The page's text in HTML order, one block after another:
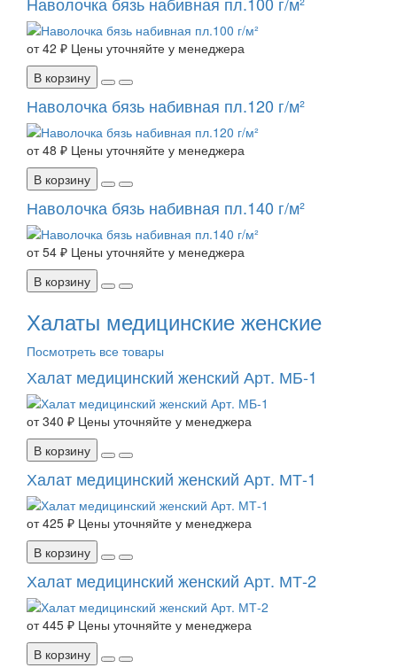
от 42 ₽ Цены уточняйте у менеджера
В корзину
Наволочка бязь набивная пл.120 г/м²
от 48 ₽ Цены уточняйте у менеджера
В корзину
Наволочка бязь набивная пл.140 г/м²
от 54 ₽ Цены уточняйте у менеджера
В корзину
Халаты медицинские женские
Посмотреть все товары
Халат медицинский женский Арт. МБ-1
от 340 ₽ Цены уточняйте у менеджера
В корзину
Халат медицинский женский Арт. МТ-1
от 425 ₽ Цены уточняйте у менеджера
В корзину
Халат медицинский женский Арт. МТ-2
от 445 ₽ Цены уточняйте у менеджера
В корзину